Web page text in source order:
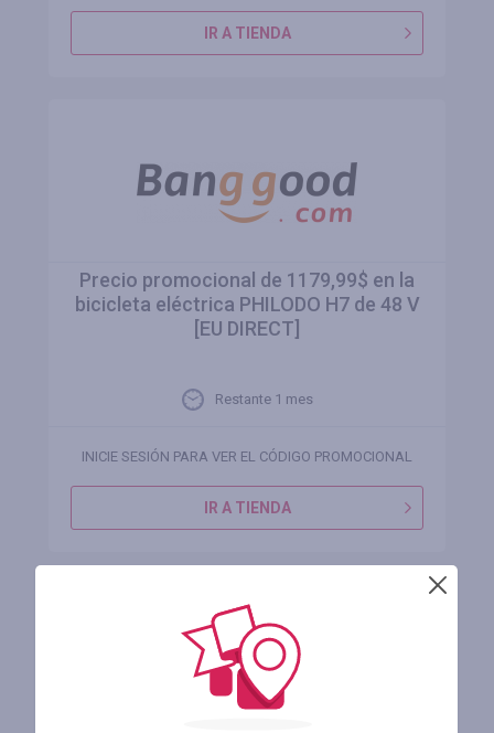
IR A TIENDA
Precio promocional de 1179,99$ en la
bicicleta eléctrica PHILODO H7 de 48 V
[EU DIRECT]
Restante 1 mes
INICIE SESIÓN PARA VER EL CÓDIGO PROMOCIONAL
IR A TIENDA